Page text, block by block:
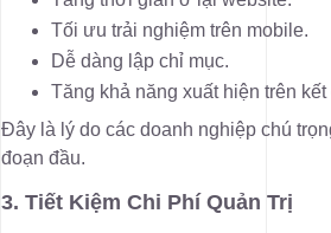
Tối ưu trải nghiệm trên mobile.
Dễ dàng lập chỉ mục.
Tăng khả năng xuất hiện trên kết
Đây là lý do các doanh nghiệp chú
đoạn đầu.
3. Tiết Kiệm Chi Phí Quản Trị